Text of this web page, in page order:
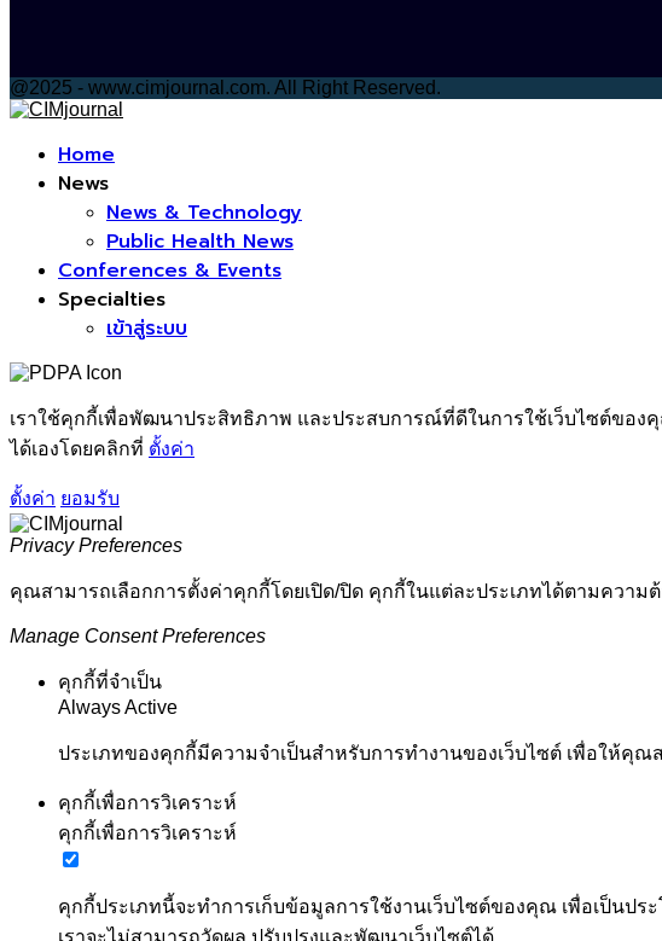
@2025 - www.cimjournal.com. All Right Reserved.
Home
News
News & Technology
Public Health News
Conferences & Events
Specialties
เข้าสู่ระบบ
เราใช้คุกกี้เพื่อพัฒนาประสิทธิภาพ และประสบการณ์ที่ดีในการใช้เว็บไซต์ขอ
ได้เองโดยคลิกที่ ตั้งค่า
ตั้งค่า ยอมรับ
Privacy Preferences
คุณสามารถเลือกการตั้งค่าคุกกี้โดยเปิด/ปิด คุกกี้ในแต่ละประเภทได้ตามความ
Manage Consent Preferences
คุกกี้ที่จำเป็น
Always Active
ประเภทของคุกกี้มีความจำเป็นสำหรับการทำงานของเว็บไซต์ เพื่อให้คุ
คุกกี้เพื่อการวิเคราะห์
คุกกี้เพื่อการวิเคราะห์
คุกกี้ประเภทนี้จะทำการเก็บข้อมูลการใช้งานเว็บไซต์ของคุณ เพื่อเป็นป